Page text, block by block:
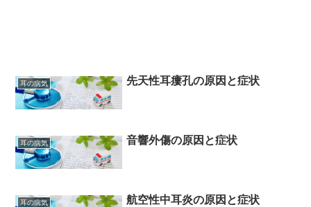
耳の病気 先天性耳瘻孔の原因と症状
耳の病気 音響外傷の原因と症状
耳の病気 航空性中耳炎の原因と症状